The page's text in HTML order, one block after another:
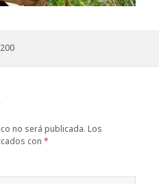
no será publicada. Los
con*